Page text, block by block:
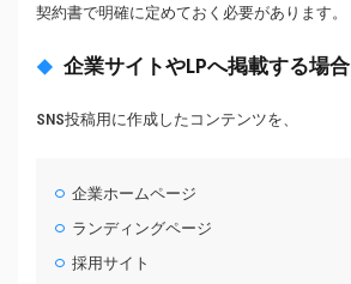
契約書で明確に定めておく必要があります。
企業サイトやLPへ掲載する場合
SNS投稿用に作成したコンテンツを、
企業ホームページ
ランディングページ
採用サイト